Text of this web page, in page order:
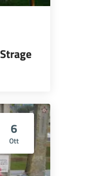
6
Ott